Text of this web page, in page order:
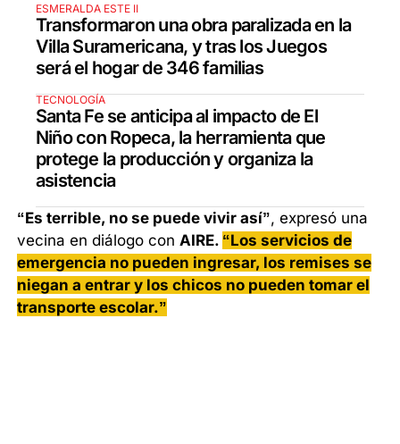
ESMERALDA ESTE II
Transformaron una obra paralizada en la
Villa Suramericana, y tras los Juegos
será el hogar de 346 familias
TECNOLOGÍA
Santa Fe se anticipa al impacto de El
Niño con Ropeca, la herramienta que
protege la producción y organiza la
asistencia
“Es terrible, no se puede vivir así”, expresó una
vecina en diálogo conAIRE. “Los servicios de
emergencia no pueden ingresar, los remises se
niegan a entrar y los chicos no pueden tomar el
transporte escolar.”